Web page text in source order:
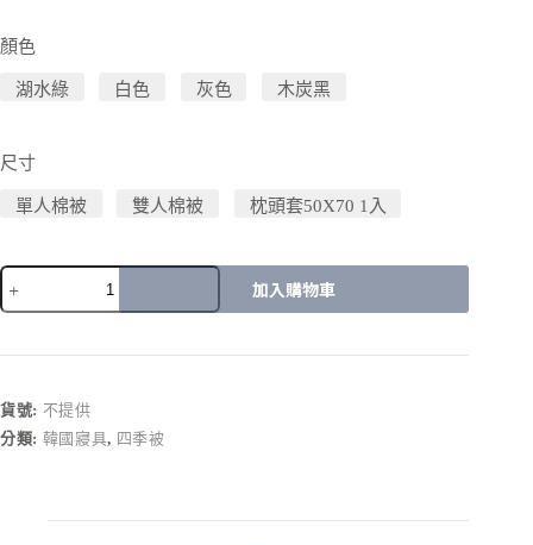
顏色
湖水綠 白色 灰色 木炭黑
尺寸
單人棉被 雙人棉被 枕頭套50X70 1入
加入購物車
r
n
a
貨號: 不提供
分類: 韓國寢具, 四季被